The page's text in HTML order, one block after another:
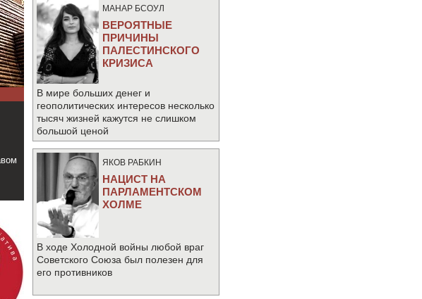
МАНАР БСОУЛ
ВЕРОЯТНЫЕ
ПРИЧИНЫ
ПАЛЕСТИНСКОГО
КРИЗИСА
В мире больших денег и
геополитических интересов несколько
тысяч жизней кажутся не слишком
большой ценой
ЯКОВ РАБКИН
НАЦИСТ НА
ПАРЛАМЕНТСКОМ
ХОЛМЕ
В ходе Холодной войны любой враг
Советского Союза был полезен для
его противников